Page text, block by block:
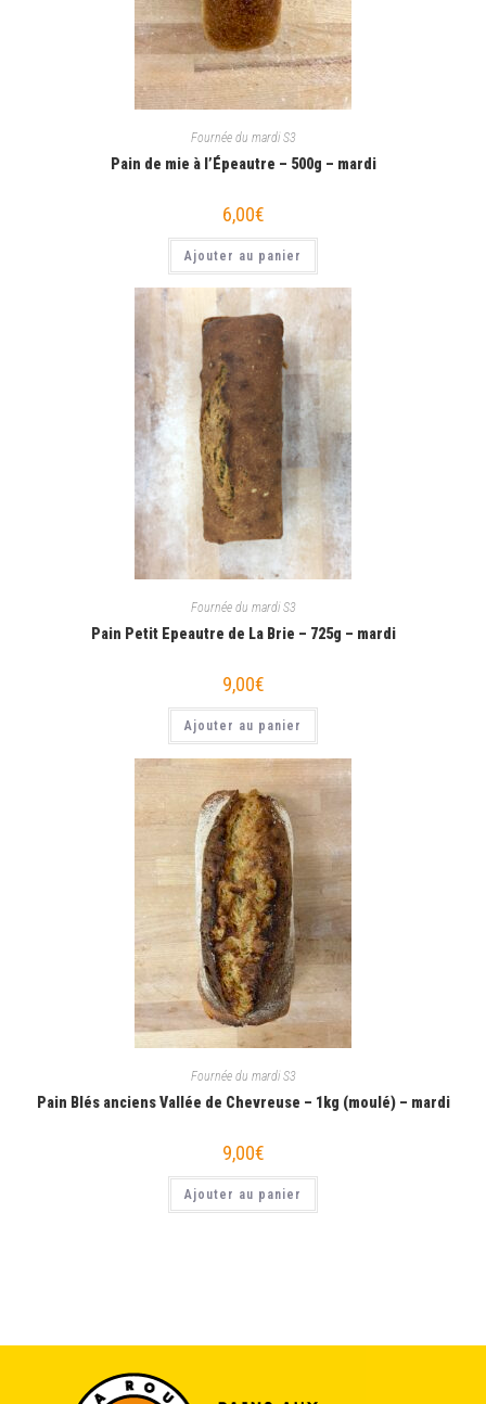
Fournée du mardi S3
Pain de mie à l’Épeautre – 500g – mardi
6,00€
Ajouter au panier
Fournée du mardi S3
Pain Petit Epeautre de La Brie – 725g – mardi
9,00€
Ajouter au panier
Fournée du mardi S3
Pain Blés anciens Vallée de Chevreuse – 1kg (moulé) – mardi
9,00€
Ajouter au panier